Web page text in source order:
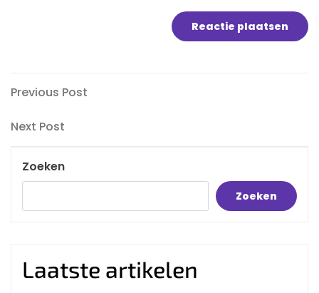
Bericht
navigatie
Previous
Previous Post
Next
Next Post
Zoeken
Zoeken
Laatste artikelen